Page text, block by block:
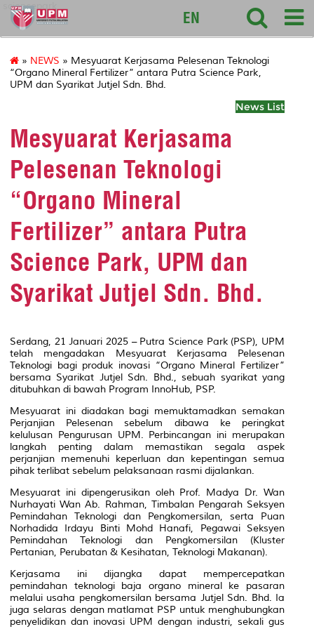
sciencepark
EN
» NEWS » Mesyuarat Kerjasama Pelesenan Teknologi
“Organo Mineral Fertilizer” antara Putra Science Park,
UPM dan Syarikat Jutjel Sdn. Bhd.
News List
Mesyuarat Kerjasama
Pelesenan Teknologi
“Organo Mineral
Fertilizer” antara Putra
Science Park, UPM dan
Syarikat Jutjel Sdn. Bhd.
Serdang, 21 Januari 2025 – Putra Science Park (PSP), UPM
telah mengadakan Mesyuarat Kerjasama Pelesenan
Teknologi bagi produk inovasi “Organo Mineral Fertilizer”
bersama Syarikat Jutjel Sdn. Bhd., sebuah syarikat yang
ditubuhkan di bawah Program InnoHub, PSP.
Mesyuarat ini diadakan bagi memuktamadkan semakan
Perjanjian Pelesenan sebelum dibawa ke peringkat
kelulusan Pengurusan UPM. Perbincangan ini merupakan
langkah penting dalam memastikan segala aspek
perjanjian memenuhi keperluan dan kepentingan semua
pihak terlibat sebelum pelaksanaan rasmi dijalankan.
Mesyuarat ini dipengerusikan oleh Prof. Madya Dr. Wan
Nurhayati Wan Ab. Rahman, Timbalan Pengarah Seksyen
Pemindahan Teknologi dan Pengkomersilan, serta Puan
Norhadida Irdayu Binti Mohd Hanafi, Pegawai Seksyen
Pemindahan Teknologi dan Pengkomersilan (Kluster
Pertanian, Perubatan & Kesihatan, Teknologi Makanan).
Kerjasama ini dijangka dapat mempercepatkan
pemindahan teknologi baja organo mineral ke pasaran
melalui usaha pengkomersilan bersama Jutjel Sdn. Bhd. Ia
juga selaras dengan matlamat PSP untuk menghubungkan
penyelidikan dan inovasi UPM dengan industri, sekali gus